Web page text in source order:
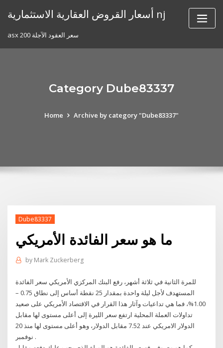
أسعار القروض العقارية الاستثمارية nj
asx 200 سعر العقود الآجلة
Category Dube83337
Home Archive by category "Dube83337"
Dube83337
ما هو سعر الفائدة الأمريكي
by Mark Zuckerberg
للمرة الثانية في ثلاثة أشهر، رفع البنك المركزي الأمريكي سعر الفائدة
المستهدف لأجل ليلة واحدة بمقدار 25 نقطة أساس إلى نطاق 0.75 –
1.00%، فما هي تداعيات وآثار هذا القرار في الاقتصاد الأمريكي على صعيد
تداولات العملة المحلية ارتفع سعر الليرة إلى أعلى مستوى لها مقابل
الدولار الامريكي عند 7.52 مقابل الدولار، وهو أعلى مستوى لها منذ 20
نوفمبر .